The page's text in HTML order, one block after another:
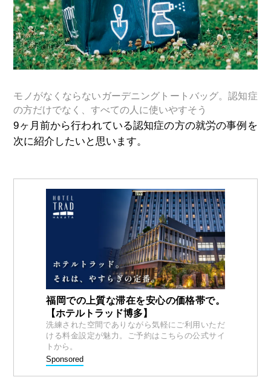
モノがなくならないガーデニングトートバッグ。認知症
の方だけでなく、すべての人に使いやすそう
9ヶ月前から行われている認知症の方の就労の事例を
次に紹介したいと思います。
福岡での上質な滞在を安心の価格帯で。
【ホテルトラッド博多】
洗練された空間でありながら気軽にご利用いただ
ける料金設定が魅力。ご予約はこちらの公式サイ
トから。
Sponsored